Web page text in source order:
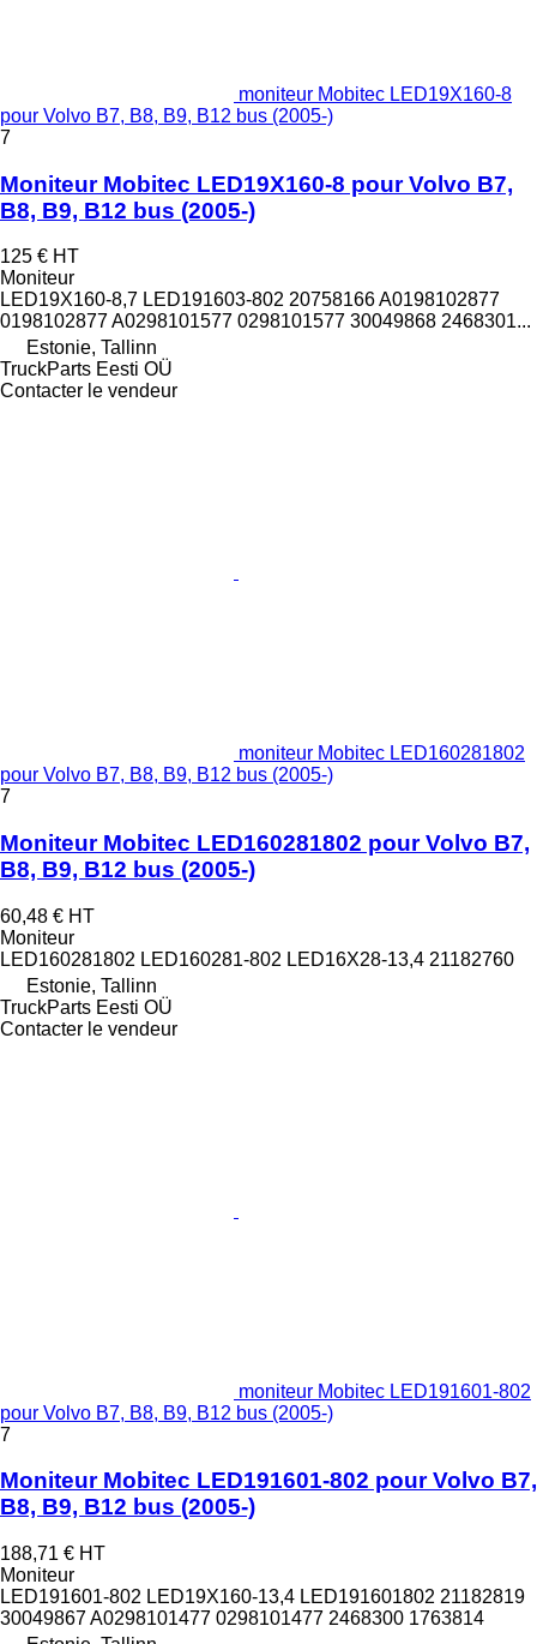
moniteur Mobitec LED19X160-8
pour Volvo B7, B8, B9, B12 bus (2005-)
7
Moniteur Mobitec LED19X160-8 pour Volvo B7,
B8, B9, B12 bus (2005-)
125 € HT
Moniteur
LED19X160-8,7 LED191603-802 20758166 A0198102877
0198102877 A0298101577 0298101577 30049868 2468301...
Estonie, Tallinn
TruckParts Eesti OÜ
Contacter le vendeur
moniteur Mobitec LED160281802
pour Volvo B7, B8, B9, B12 bus (2005-)
7
Moniteur Mobitec LED160281802 pour Volvo B7,
B8, B9, B12 bus (2005-)
60,48 € HT
Moniteur
LED160281802 LED160281-802 LED16X28-13,4 21182760
Estonie, Tallinn
TruckParts Eesti OÜ
Contacter le vendeur
moniteur Mobitec LED191601-802
pour Volvo B7, B8, B9, B12 bus (2005-)
7
Moniteur Mobitec LED191601-802 pour Volvo B7,
B8, B9, B12 bus (2005-)
188,71 € HT
Moniteur
LED191601-802 LED19X160-13,4 LED191601802 21182819
30049867 A0298101477 0298101477 2468300 1763814